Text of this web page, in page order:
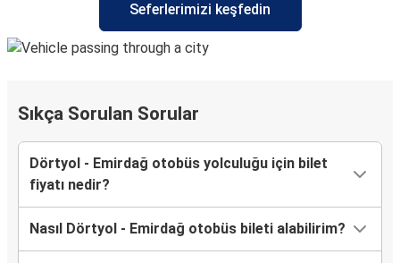
Seferlerimizi keşfedin
Sıkça Sorulan Sorular
Dörtyol - Emirdağ otobüs yolculuğu için bilet
fiyatı nedir?
Nasıl Dörtyol - Emirdağ otobüs bileti alabilirim?